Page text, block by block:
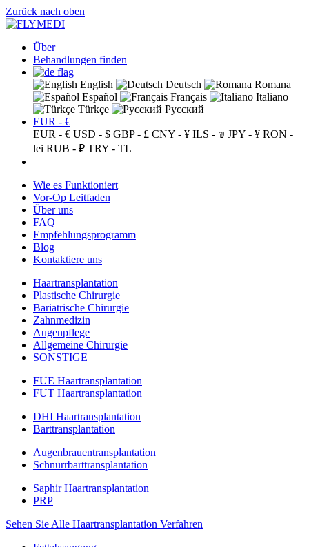
Zurück nach oben
Über
Behandlungen finden
English Deutsch
Romana
Español
Français
Italiano
Türkçe
Русский
EUR - €
EUR - € USD - $ GBP - £ CNY - ¥ ILS - ₪ JPY - ¥ RON -
lei RUB - ₽ TRY - TL
Wie es Funktioniert
Vor-Op Leitfaden
Über uns
FAQ
Empfehlungsprogramm
Blog
Kontaktiere uns
Haartransplantation
Plastische Chirurgie
Bariatrische Chirurgie
Zahnmedizin
Augenpflege
Allgemeine Chirurgie
SONSTIGE
FUE Haartransplantation
FUT Haartransplantation
DHI Haartransplantation
Barttransplantation
Augenbrauentransplantation
Schnurrbarttransplantation
Saphir Haartransplantation
PRP
Sehen Sie Alle Haartransplantation Verfahren